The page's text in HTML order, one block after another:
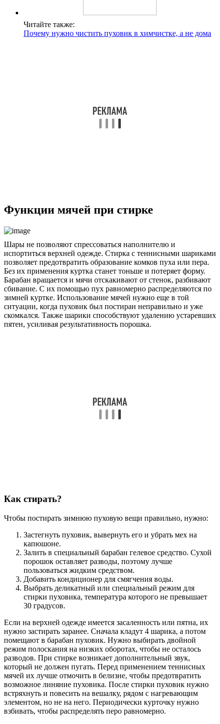
Читайте также:
Почему нужно чистить пуховик в химчистке, а не дома
Функции мячей при стирке
Шары не позволяют спрессоваться наполнителю и
испортиться верхней одежде. Стирка с теннисными шариками
позволяет предотвратить образование комков пуха или пера.
Без их применения куртка станет тоньше и потеряет форму.
Барабан вращается и мячи отскакивают от стенок, разбивают
сбивание. С их помощью пух равномерно распределяются по
зимней куртке. Использование мячей нужно еще в той
ситуации, когда пуховик был постиран неправильно и уже
скомкался. Также шарики способствуют удалению устаревших
пятен, усиливая результативность порошка.
Как стирать?
Чтобы постирать зимнюю пуховую вещи правильно, нужно:
Застегнуть пуховик, вывернуть его и убрать мех на
капюшоне.
Залить в специальный барабан гелевое средство. Сухой
порошок оставляет разводы, поэтому лучше
пользоваться жидким средством.
Добавить кондиционер для смягчения воды.
Выбрать деликатный или специальный режим для
стирки пуховика, температура которого не превышает
30 градусов.
Если на верхней одежде имеется засаленность или пятна, их
нужно застирать заранее. Сначала кладут 4 шарика, а потом
помещают в барабан пуховик. Нужно выбирать двойной
режим полоскания на низких оборотах, чтобы не осталось
разводов. При стирке возникает дополнительный звук,
который не должен пугать. Перед применением теннисных
мячей их лучше отмочить в белизне, чтобы предотвратить
возможное линяние пуховика. После стирки пуховик нужно
встряхнуть и повесить на вешалку, рядом с нагревающим
элементом, но не на него. Периодически курточку нужно
взбивать, чтобы распределять перо равномерно.